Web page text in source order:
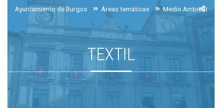
Ayuntamiento de Burgos Áreas temáticas Medio Ambiente,
TEXTIL